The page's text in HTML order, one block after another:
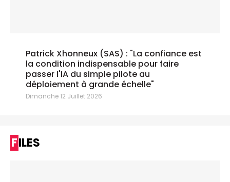
Patrick Xhonneux (SAS) : "La confiance est
la condition indispensable pour faire
passer l'IA du simple pilote au
déploiement à grande échelle"
Dimanche 12 Juillet 2026
FILES